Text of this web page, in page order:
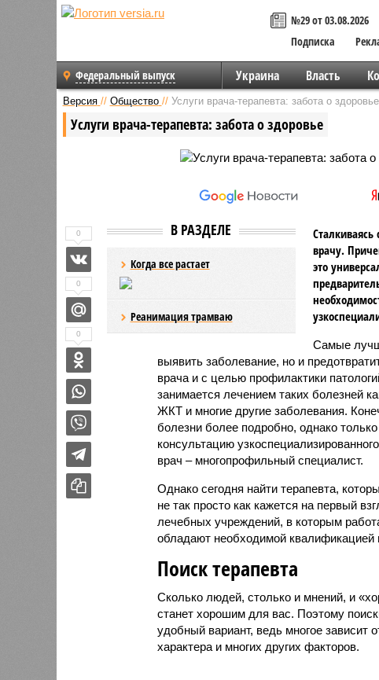
№29 от 03.08.2026
Подписка
Федеральный выпуск Украина Власть
Версия // Общество // Услуги врача-терапевта: забота о здоровье
Услуги врача-терапевта: забота о здоровье
В РАЗДЕЛЕ
Когда все растает
Реанимация трамваю
врачу.
это
Самые
выявить заболевание, но и
врача и с целью профилактики
занимается лечением таких болезней
ЖКТ и многие другие заболевания.
болезни более подробно, однако
консультацию
врач – многопрофильный специалист.
Однако сегодня найти терапевта,
не так просто как кажется на первый
лечебных учреждений, в которым
обладают необходимой квалификацией
Поиск терапевта
Сколько людей, столько и мнений, и
станет хорошим для вас. Поэтому
удобный вариант, ведь многое зависит
характера и многих других факторов.
0
0
0